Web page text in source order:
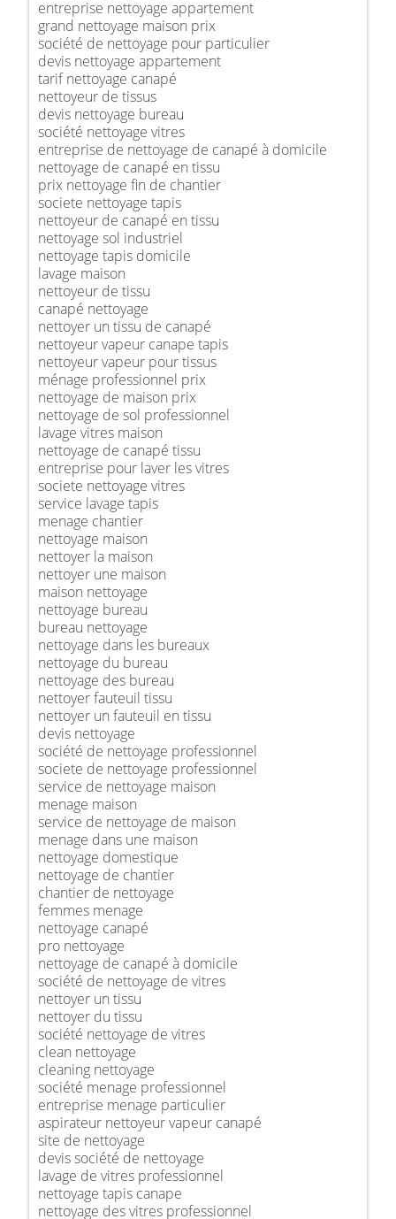
entreprise nettoyage appartement
grand nettoyage maison prix
société de nettoyage pour particulier
devis nettoyage appartement
tarif nettoyage canapé
nettoyeur de tissus
devis nettoyage bureau
société nettoyage vitres
entreprise de nettoyage de canapé à domicile
nettoyage de canapé en tissu
prix nettoyage fin de chantier
societe nettoyage tapis
nettoyeur de canapé en tissu
nettoyage sol industriel
nettoyage tapis domicile
lavage maison
nettoyeur de tissu
canapé nettoyage
nettoyer un tissu de canapé
nettoyeur vapeur canape tapis
nettoyeur vapeur pour tissus
ménage professionnel prix
nettoyage de maison prix
nettoyage de sol professionnel
lavage vitres maison
nettoyage de canapé tissu
entreprise pour laver les vitres
societe nettoyage vitres
service lavage tapis
menage chantier
nettoyage maison
nettoyer la maison
nettoyer une maison
maison nettoyage
nettoyage bureau
bureau nettoyage
nettoyage dans les bureaux
nettoyage du bureau
nettoyage des bureau
nettoyer fauteuil tissu
nettoyer un fauteuil en tissu
devis nettoyage
société de nettoyage professionnel
societe de nettoyage professionnel
service de nettoyage maison
menage maison
service de nettoyage de maison
menage dans une maison
nettoyage domestique
nettoyage de chantier
chantier de nettoyage
femmes menage
nettoyage canapé
pro nettoyage
nettoyage de canapé à domicile
société de nettoyage de vitres
nettoyer un tissu
nettoyer du tissu
société nettoyage de vitres
clean nettoyage
cleaning nettoyage
société menage professionnel
entreprise menage particulier
aspirateur nettoyeur vapeur canapé
site de nettoyage
devis société de nettoyage
lavage de vitres professionnel
nettoyage tapis canape
nettoyage des vitres professionnel